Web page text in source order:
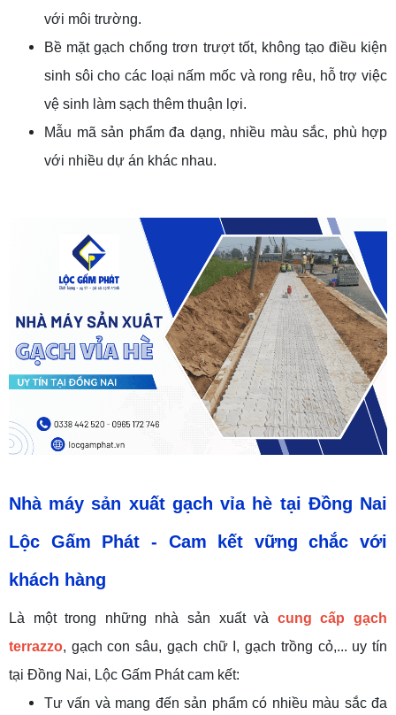
với môi trường.
Bề mặt gạch chống trơn trượt tốt, không tạo điều kiện
sinh sôi cho các loại nấm mốc và rong rêu, hỗ trợ việc
vệ sinh làm sạch thêm thuận lợi.
Mẫu mã sản phẩm đa dạng, nhiều màu sắc, phù hợp
với nhiều dự án khác nhau.
Nhàmáy sản xuất gạch vỉa hè tại Đồng Nai
Lộc Gấm Phát - Cam kết vững chắc với
khách hàng
Là một trong những nhà sản xuất và cung cấp gạch
terrazzo, gạch con sâu, gạch chữ I, gạch trồng cỏ,... uy tín
tại Đồng Nai, Lộc Gấm Phát cam kết:
Tư vấn và mang đến sản phẩm có nhiều màu sắc đa